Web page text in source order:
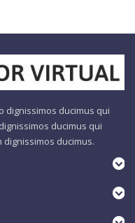
dignissimos ducimus qui
ducimus qui
ducimus.